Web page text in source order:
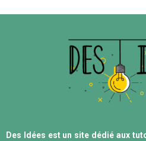
Des Idées est un site dédié aux